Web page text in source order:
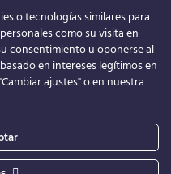
Torneo de
o tecnologías similares para
como su visita en
consentimiento u oponerse al
en intereses legítimos en
ajustes" o en nuestra